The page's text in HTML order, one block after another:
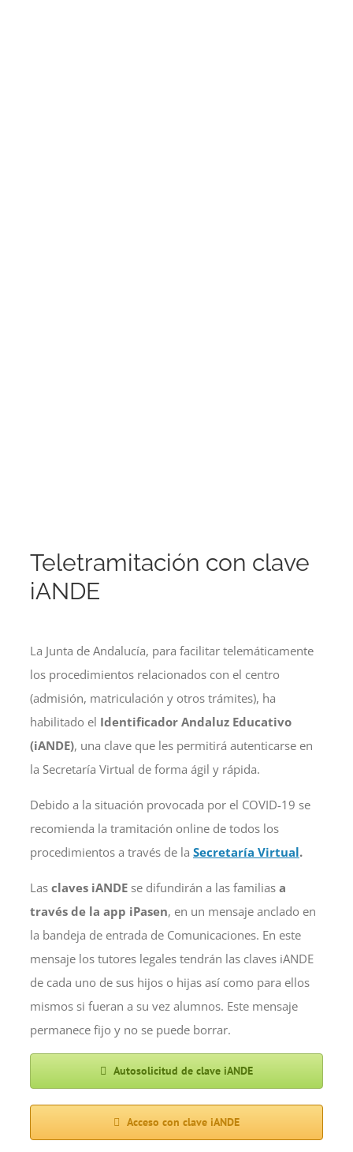
Teletramitación con clave
iANDE
La Junta de Andalucía, para facilitar telemáticamente
los procedimientos relacionados con el centro
(admisión, matriculación y otros trámites), ha
habilitado el Identificador Andaluz Educativo
(iANDE), una clave que les permitirá autenticarse en
la Secretaría Virtual de forma ágil y rápida.
Debido a la situación provocada por el COVID-19 se
recomienda la tramitación online de todos los
procedimientos a través de la Secretaría Virtual.
Las claves iANDE se difundirán a las familias a
través de la app iPasen, en un mensaje anclado en
la bandeja de entrada de Comunicaciones. En este
mensaje los tutores legales tendrán las claves iANDE
de cada uno de sus hijos o hijas así como para ellos
mismos si fueran a su vez alumnos. Este mensaje
permanece fijo y no se puede borrar.
Autosolicitud de clave iANDE
Acceso con clave iANDE